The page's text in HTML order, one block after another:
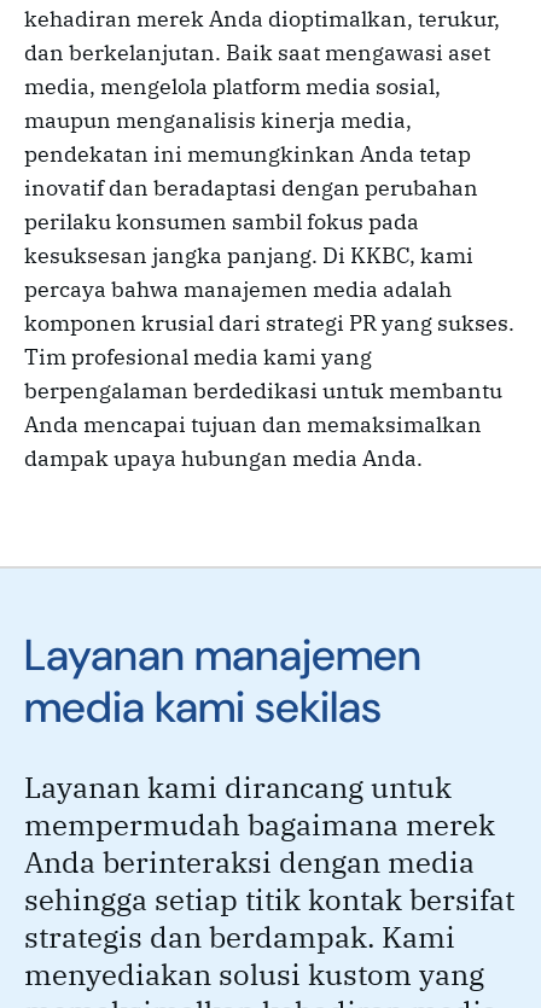
kehadiran merek Anda dioptimalkan, terukur,
dan berkelanjutan. Baik saat mengawasi aset
media, mengelola platform media sosial,
maupun menganalisis kinerja media,
pendekatan ini memungkinkan Anda tetap
inovatif dan beradaptasi dengan perubahan
perilaku konsumen sambil fokus pada
kesuksesan jangka panjang. Di KKBC, kami
percaya bahwa manajemen media adalah
komponen krusial dari strategi PR yang sukses.
Tim profesional media kami yang
berpengalaman berdedikasi untuk membantu
Anda mencapai tujuan dan memaksimalkan
dampak upaya hubungan media Anda.
Layanan manajemen
media kami sekilas
Layanan kami dirancang untuk
mempermudah bagaimana merek
Anda berinteraksi dengan media
sehingga setiap titik kontak bersifat
strategis dan berdampak. Kami
menyediakan solusi kustom yang